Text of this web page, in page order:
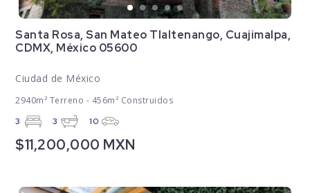
Santa Rosa, San Mateo Tlaltenango, Cuajimalpa,
CDMX, México 05600
Ciudad de México
2940m² Terreno - 456m² Construidos
3 3 10
$11,200,000 MXN